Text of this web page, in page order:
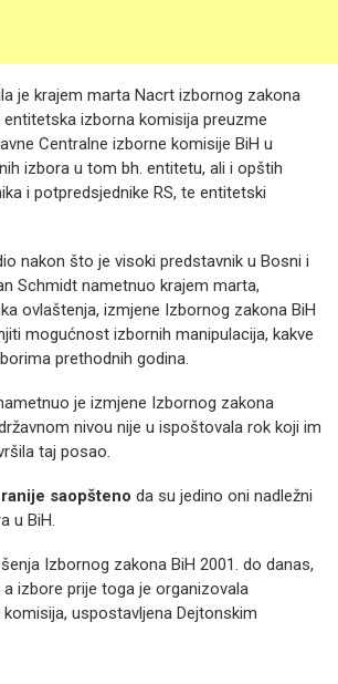
je krajem marta Nacrt izbornog zakona
entitetska izborna komisija preuzme
Centralne izborne komisije BiH u
izbora u tom bh. entitetu, ali i opštih
i potpredsjednike RS, te entitetski
nakon što je visoki predstavnik u Bosni i
Schmidt nametnuo krajem marta,
ovlaštenja, izmjene Izbornog zakona BiH
mogućnost izbornih manipulacija, kakve
prethodnih godina.
je izmjene Izbornog zakona
nivou nije u ispoštovala rok koji im
taj posao.
ranije saopšteno da su jedino oni nadležni
u BiH.
Izbornog zakona BiH 2001. do danas,
izbore prije toga je organizovala
uspostavljena Dejtonskim